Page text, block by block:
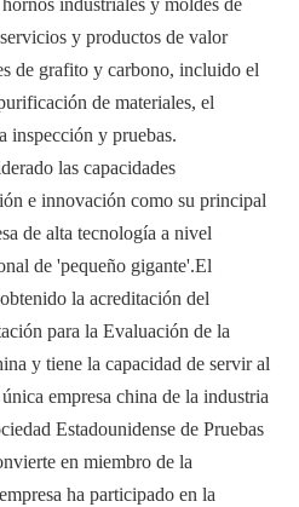
y productos de valor
de grafito y carbono, incluido el
de materiales, el
inspección y pruebas.
las capacidades
e innovación como su principal
de alta tecnología a nivel
de 'pequeño gigante'.El
la acreditación del
para la Evaluación de la
y tiene la capacidad de servir al
empresa china de la industria
Estadounidense de Pruebas
en miembro de la
ha participado en la